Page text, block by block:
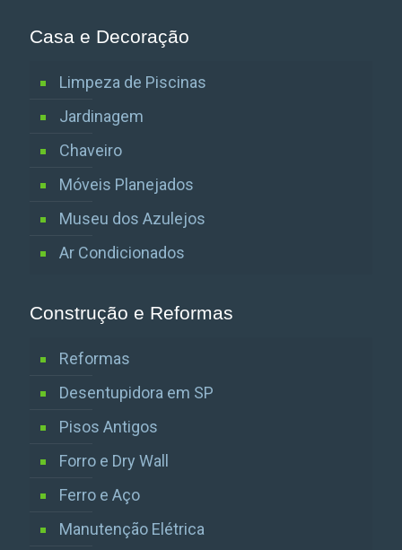
Casa e Decoração
Limpeza de Piscinas
Jardinagem
Chaveiro
Móveis Planejados
Museu dos Azulejos
Ar Condicionados
Construção e Reformas
Reformas
Desentupidora em SP
Pisos Antigos
Forro e Dry Wall
Ferro e Aço
Manutenção Elétrica